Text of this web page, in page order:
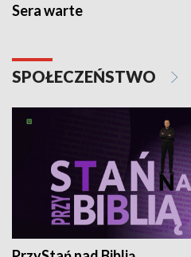
Sera warte
SPOŁECZEŃSTWO